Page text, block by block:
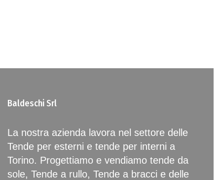
Baldeschi Srl
La nostra azienda lavora nel settore delle
Tende per esterni e tende per interni a
Torino. Progettiamo e vendiamo tende da
sole, Tende a rullo, Tende a bracci e delle